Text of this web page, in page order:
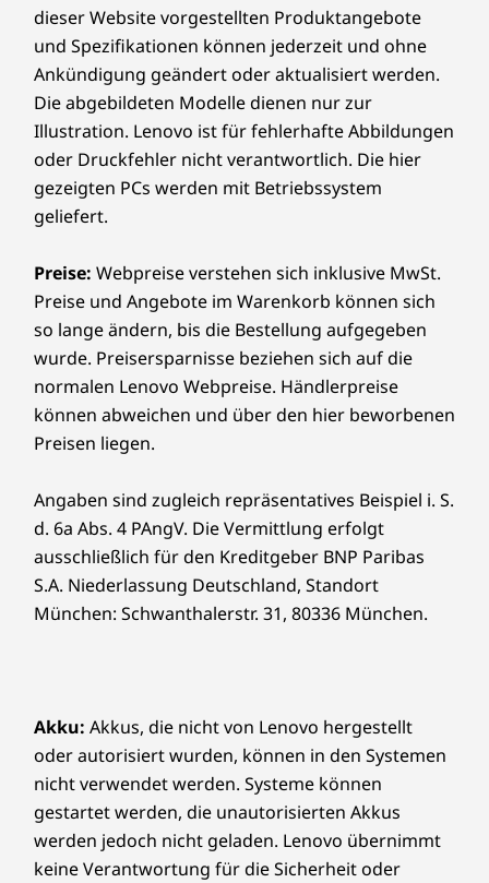
dieser Website vorgestellten Produktangebote
und Spezifikationen können jederzeit und ohne
Ankündigung geändert oder aktualisiert werden.
Die abgebildeten Modelle dienen nur zur
Illustration. Lenovo ist für fehlerhafte Abbildungen
oder Druckfehler nicht verantwortlich. Die hier
gezeigten PCs werden mit Betriebssystem
geliefert.
Preise: Webpreise verstehen sich inklusive MwSt.
Preise und Angebote im Warenkorb können sich
so lange ändern, bis die Bestellung aufgegeben
wurde. Preisersparnisse beziehen sich auf die
normalen Lenovo Webpreise. Händlerpreise
können abweichen und über den hier beworbenen
Preisen liegen.
Angaben sind zugleich repräsentatives Beispiel i. S.
d. 6a Abs. 4 PAngV. Die Vermittlung erfolgt
ausschließlich für den Kreditgeber BNP Paribas
S.A. Niederlassung Deutschland, Standort
München: Schwanthalerstr. 31, 80336 München.
Akku: Akkus, die nicht von Lenovo hergestellt
oder autorisiert wurden, können in den Systemen
nicht verwendet werden. Systeme können
gestartet werden, die unautorisierten Akkus
werden jedoch nicht geladen. Lenovo übernimmt
keine Verantwortung für die Sicherheit oder